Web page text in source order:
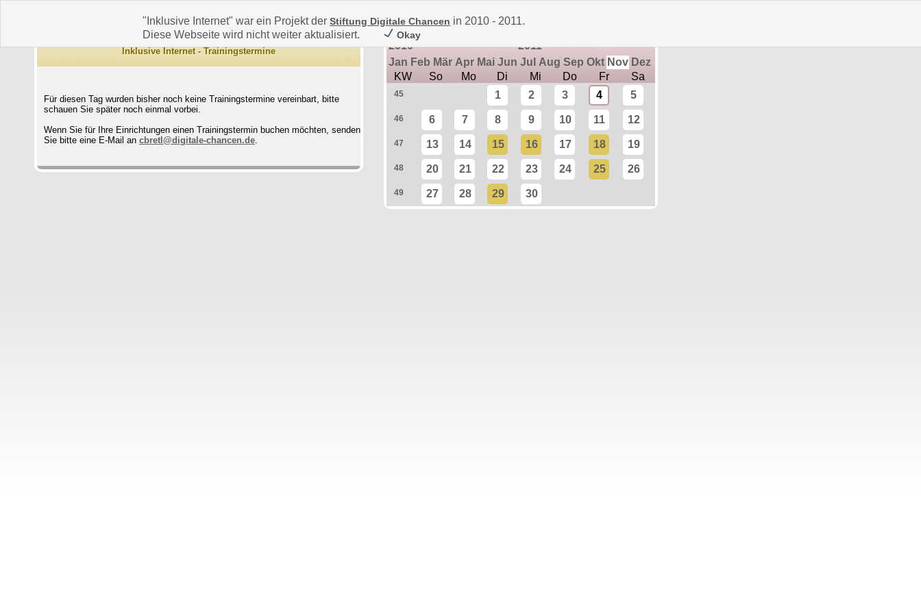
"Inklusive Internet" war ein Projekt der Stiftung Digitale Chancen in 2010 - 2011.
Diese Webseite wird nicht weiter aktualisiert.
Okay
Inklusive Internet - Trainingstermine
Für diesen Tag wurden bisher noch keine Trainingstermine vereinbart, bitte
schauen Sie später noch einmal vorbei.
Wenn Sie für Ihre Einrichtungen einen Trainingstermin buchen möchten, senden
Sie bitte eine E-Mail an cbretl@digitale-chancen.de.
2010
2011
Jan Feb Mär Apr Mai Jun Jul Aug Sep Okt Nov Dez
KW
So Mo Di Mi Do Fr Sa
45 1 2 3 4 5
46 6 7 8 9 10 11 12
47 13 14 15 16 17 18 19
48 20 21 22 23 24 25 26
49 27 28 29 30